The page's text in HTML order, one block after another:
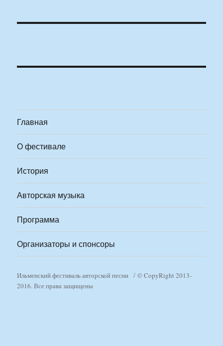
Главная
О фестивале
История
Авторская музыка
Программа
Организаторы и спонсоры
Ильменский фестиваль авторской песни
© CopyRight 2013-
2016. Все права защищены